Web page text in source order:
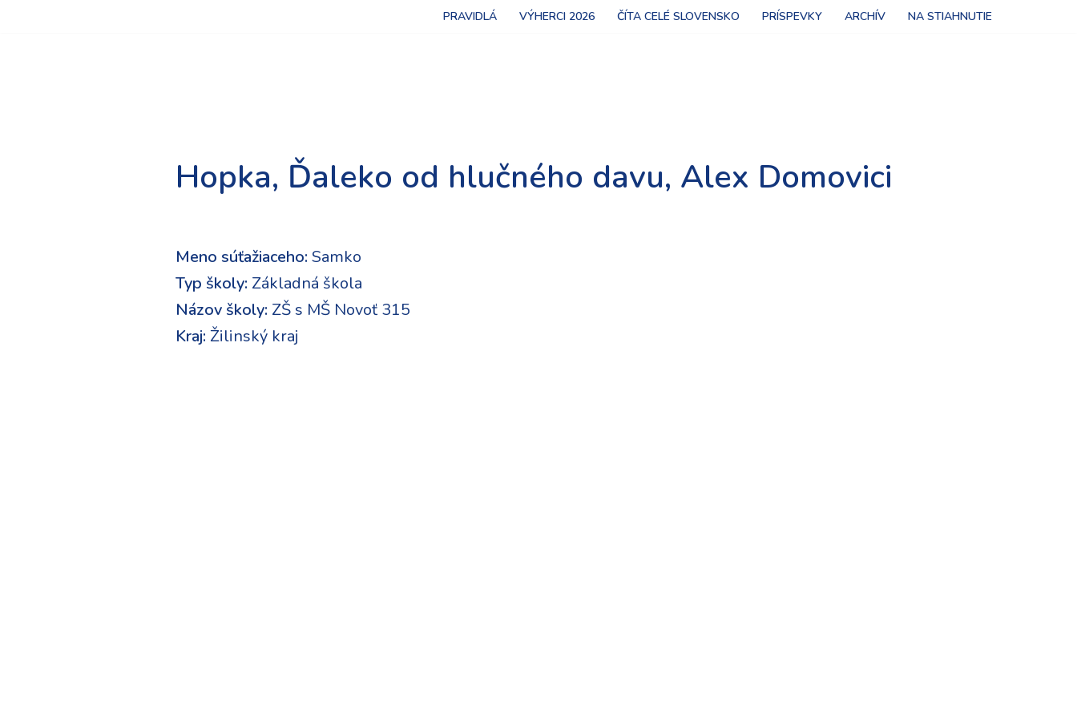
PRAVIDLÁ VÝHERCI 2026 ČÍTA CELÉ SLOVENSKO PRÍSPEVKY ARCHÍV NA STIAHNUTIE
Hopka, Ďaleko od hlučného davu, Alex Domovici
Meno súťažiaceho: Samko
Typ školy: Základná škola
Názov školy: ZŠ s MŠ Novoť 315
Kraj: Žilinský kraj